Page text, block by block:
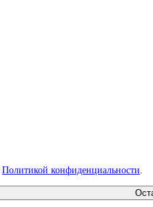
Политикой конфиденциальности.